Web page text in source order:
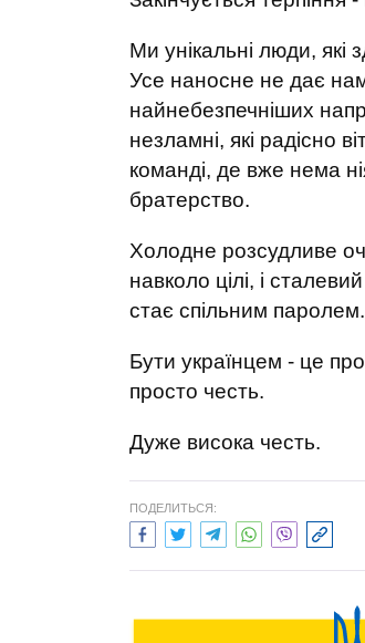
Ми унікальні люди, які
Усе наносне не дає
найнебезпечніших
незламні, які радісно
команді, де вже нема
братерство.
Холодне розсудливе
навколо цілі, і
стає спільним паролем.
Бути українцем - це
просто честь.
Дуже висока честь.
ПОДЕЛИТЬСЯ: